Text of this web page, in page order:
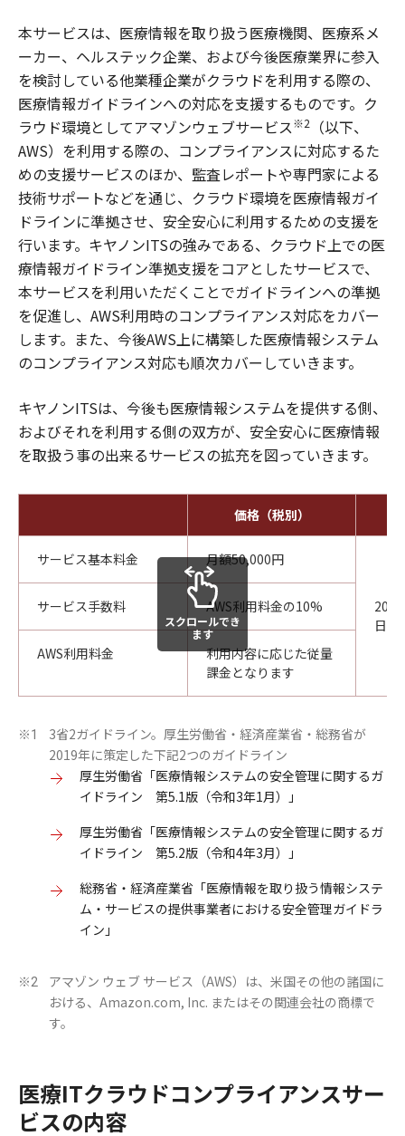
本サービスは、医療情報を取り扱う医療機関、医療系メ
ーカー、ヘルステック企業、および今後医療業界に参入
を検討している他業種企業がクラウドを利用する際の、
医療情報ガイドラインへの対応を支援するものです。ク
ラウド環境としてアマゾンウェブサービス※2
（以下、
AWS）を利用する際の、コンプライアンスに対応するた
めの支援サービスのほか、監査レポートや専門家による
技術サポートなどを通じ、クラウド環境を医療情報ガイ
ドラインに準拠させ、安全安心に利用するための支援を
行います。キヤノンITSの強みである、クラウド上での医
療情報ガイドライン準拠支援をコアとしたサービスで、
本サービスを利用いただくことでガイドラインへの準拠
を促進し、AWS利用時のコンプライアンス対応をカバー
します。また、今後AWS上に構築した医療情報システム
のコンプライアンス対応も順次カバーしていきます。
キヤノンITSは、今後も医療情報システムを提供する側、
およびそれを利用する側の双方が、安全安心に医療情報
を取扱う事の出来るサービスの拡充を図っていきます。
価格（税別）
サービス基本料金 月額50,000円
日）
サービス手数料 AWS利用料金の10%
AWS利用料金
利用内容に応じた従量
課金となります
スクロールでき
ます
※1
3省2ガイドライン。厚生労働省・経済産業省・総務省が
2019年に策定した下記2つのガイドライン
厚生労働省「医療情報システムの安全管理に関するガ
イドライン 第5.1版（令和3年1月）」
厚生労働省「医療情報システムの安全管理に関するガ
イドライン 第5.2版（令和4年3月）」
総務省・経済産業省「医療情報を取り扱う情報システ
ム・サービスの提供事業者における安全管理ガイドラ
イン」
※2
アマゾン ウェブ サービス（AWS）は、米国その他の諸国に
おける、Amazon.com, Inc. またはその関連会社の商標で
す。
医療ITクラウドコンプライアンスサー
ビスの内容